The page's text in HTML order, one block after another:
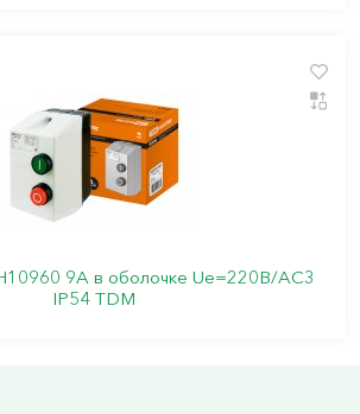
9А в оболочке Ue=220В/АС3
IP54 TDM